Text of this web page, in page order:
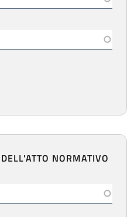
NORMATIVO